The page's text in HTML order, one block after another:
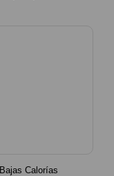
Bajas Calorías